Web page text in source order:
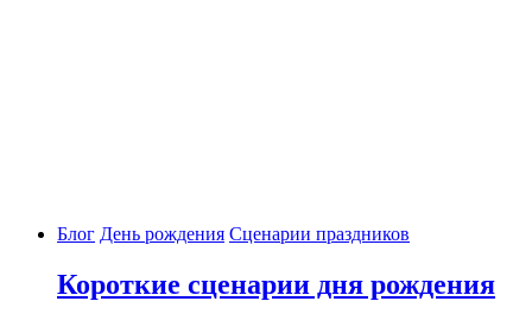
Блог День рождения Сценарии праздников
Короткие сценарии дня рождения